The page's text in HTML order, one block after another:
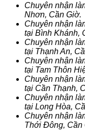
Chuyên nhận
Nhơn, Cần Giờ.
Chuyên nhận
tại Bình Khánh,
Chuyên nhận
tại Thạnh An,
Chuyên nhận
tại Tam Thôn
Chuyên nhận
tại Cần Thạnh,
Chuyên nhận
tại Long Hòa,
Chuyên nhận
Thới Đông, Cần